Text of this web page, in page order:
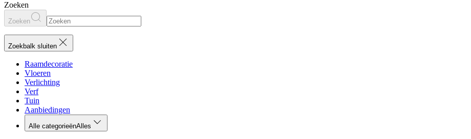
Zoeken
Zoeken
Zoekbalk sluiten
Raamdecoratie
Vloeren
Verlichting
Verf
Tuin
Aanbiedingen
Alle categorieënAlles